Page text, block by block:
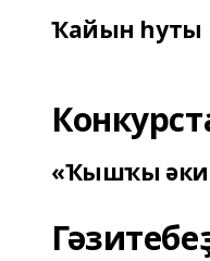
Ҡайын һуты
«Ҡышҡы